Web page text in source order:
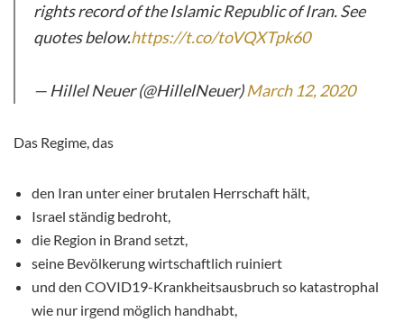
rights record of the Islamic Republic of Iran. See
quotes below.https://t.co/toVQXTpk60
— Hillel Neuer (@HillelNeuer)March 12, 2020
Das Regime, das
den Iran unter einer brutalen Herrschaft hält,
Israel ständig bedroht,
die Region in Brand setzt,
seine Bevölkerung wirtschaftlich ruiniert
und den COVID19-Krankheitsausbruch so katastrophal
wie nur irgend möglich handhabt,